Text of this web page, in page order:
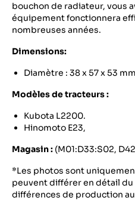
bouchon de radiateur, vous
équipement fonctionnera
nombreuses années.
Dimensions:
Diamètre : 38 x 57 x 53
Modèles de tracteurs :
Kubota L2200.
Hinomoto E23,
Magasin : (M01:D33:S02,
*Les photos sont
peuvent différer en détail
différences de production